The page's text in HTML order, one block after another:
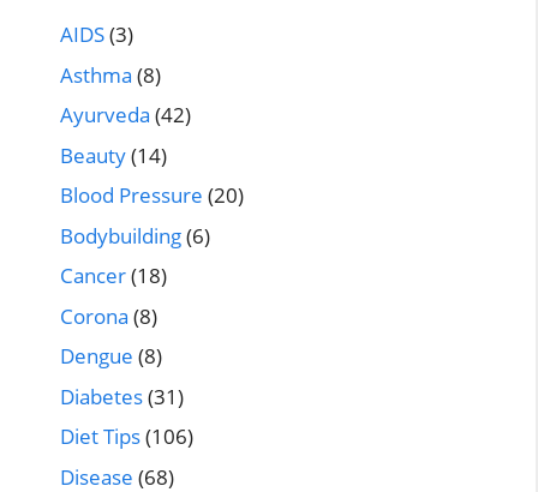
AIDS(3)
Asthma (8)
Ayurveda (42)
Beauty(14)
Blood Pressure (20)
Bodybuilding(6)
Cancer(18)
Corona (8)
Dengue (8)
Diabetes(31)
Diet Tips(106)
Disease (68)